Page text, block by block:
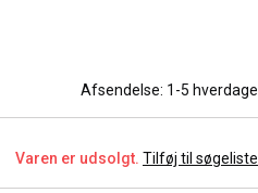
Afsendelse: 1-5 hverdage
Varen er udsolgt. Tilføj til søgeliste